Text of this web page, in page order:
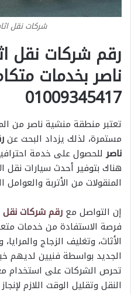
شركات نقل
رقم شركات نقل
ناصر بخدمات
01009345417
تعتبر منطقة منشية ناصر من
مستمرة، لذلك يزداد البحث عن
ناصر للحصول على خدمة
هناك بتوفير أحدث سيارات نقل
المنقولات من الأتربة والعوامل
إن التواصل مع رقم شركات
فرصة الاستفادة من خدمات
الأثاث، وتغليف الزجاج
الجديد بواسطة فنيين لديهم
تحرص الشركات على استخدام
النقل وتقليل الوقت اللازم